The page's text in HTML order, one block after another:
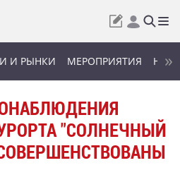
И РЫНКИ МЕРОПРИЯТИЯ
"СОЛНЕЧНЫЙ